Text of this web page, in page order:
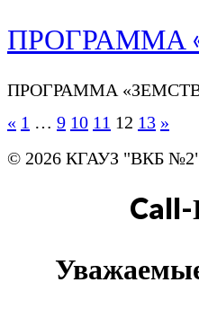
ПРОГРАММА
ПРОГРАММА
« 1 … 9 10 11 12 13 »
© 2026 КГАУЗ "ВКБ